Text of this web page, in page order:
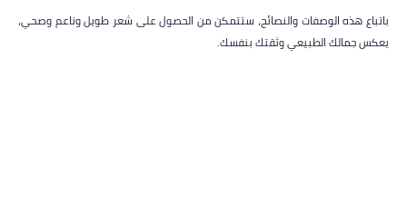
باتباع هذه الوصفات والنصائح، ستتمكن من الحصول على شعر طويل وناعم وصحي،
يعكس جمالك الطبيعي وثقتك بنفسك.